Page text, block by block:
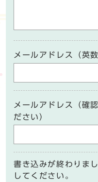
メールアドレス（英数
メールアドレス（確
ださい）
書き込みが終わりま
してください。